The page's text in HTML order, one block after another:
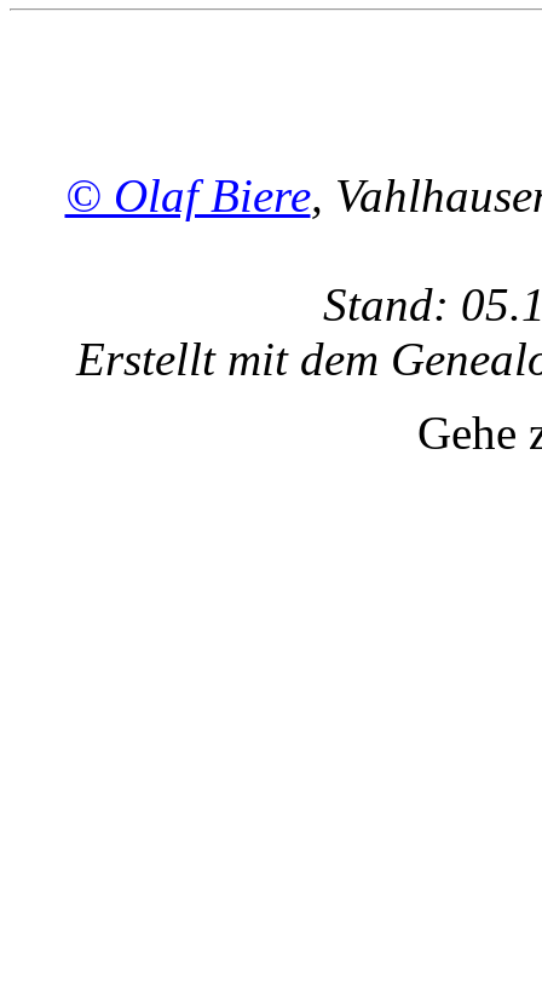
© Olaf Biere,
Stand:
Erstellt mit dem
Gehe